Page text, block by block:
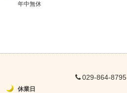
年中無休
029-864-8795
休業日